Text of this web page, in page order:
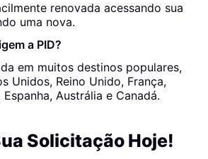
renovada acessando sua
uma nova.
a PID?
em muitos destinos populares,
Unidos, Reino Unido, França,
Espanha, Austrália e Canadá.
Solicitação Hoje!